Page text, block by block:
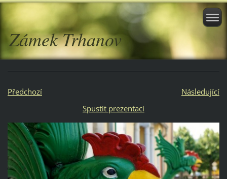
Zámek Trhanov
Předchozí
Následující
Spustit prezentaci